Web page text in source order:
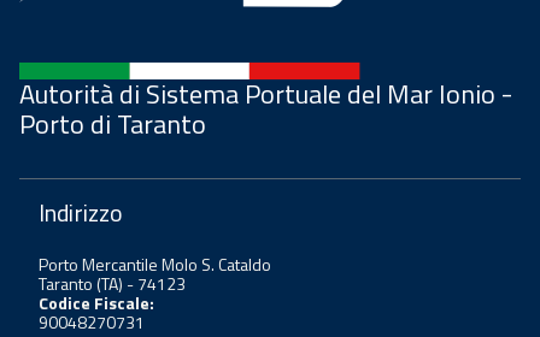
Autorità di Sistema Portuale del Mar Ionio -
Porto di Taranto
Indirizzo
Porto Mercantile Molo S. Cataldo
Taranto (TA) - 74123
Codice Fiscale:
90048270731